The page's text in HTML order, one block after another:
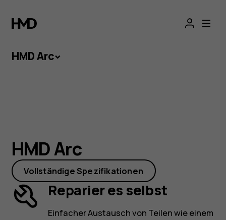
HMD
Arc
HMD Arc
Kleiner Preis und alles, was ein Smartphone
ausmacht: das HMD Arc verbindet beides. Mit
seinem reparaturfreundlichen Design und
einem Akku, der dich nicht im Stich lässt,
bringt dieses Leichtgewicht die Konkurrenz ins
Schwitzen.
HMD Arc
Vollständige Spezifikationen
Reparier es selbst
Einfacher Austausch von Teilen wie einem